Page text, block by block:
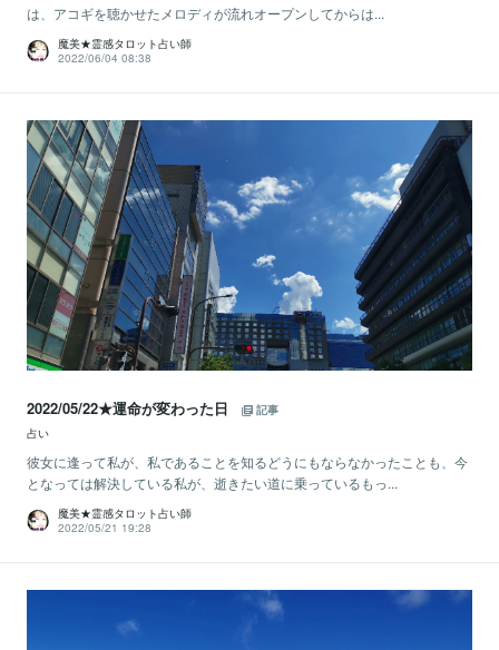
は、アコギを聴かせたメロディが流れオープンしてからは...
魔美★霊感タロット占い師
2022/06/04 08:38
2022/05/22★運命が変わった日
記事
占い
彼女に逢って私が、私であることを知るどうにもならなかったことも、今
となっては解決している私が、逝きたい道に乗っているもっ...
魔美★霊感タロット占い師
2022/05/21 19:28